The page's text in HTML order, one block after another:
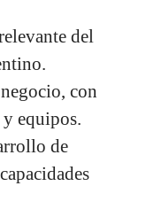
del
.
con
equipos.
de